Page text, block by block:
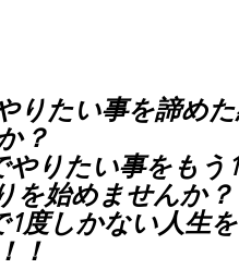
りたい事を諦め
？
やりたい事をもう
を始めませんか？
1度しかない人生
！